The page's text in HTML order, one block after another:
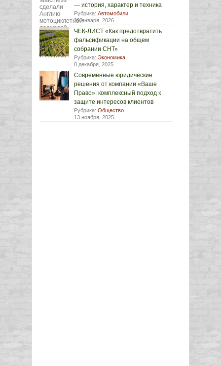
— история, характер и техника
Рубрика: Автомобили
29 января, 2026
ЧЕК-ЛИСТ «Как предотвратить
фальсификации на общем
собрании СНТ»
Рубрика: Экономика
8 декабря, 2025
Современные юридические
решения от компании «Ваше
Право»: комплексный подход к
защите интересов клиентов
Рубрика: Общество
13 ноября, 2025